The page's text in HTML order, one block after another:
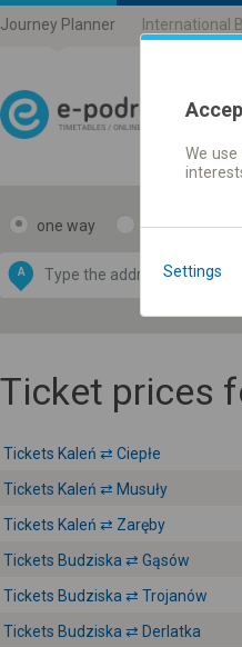
Journey Planner International
one way return
A
by
OpenStreetMap
Ticket prices
Tickets Kaleń ⇄ Ciepłe
Tickets Kaleń ⇄ Musuły
Tickets Kaleń ⇄ Zaręby
Tickets Budziska ⇄ Gąsów
Tickets Budziska ⇄ Trojanów
Tickets Budziska ⇄ Derlatka
We
Settings